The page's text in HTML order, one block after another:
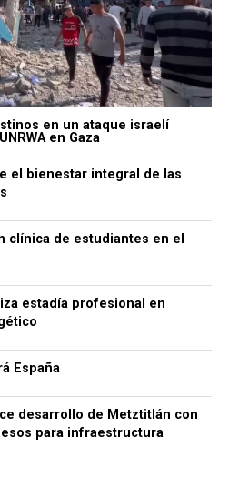
en un ataque israelí
en Gaza
el bienestar integral de las
clínica de estudiantes en el
estadía profesional en
España
desarrollo de Metztitlán con
para infraestructura